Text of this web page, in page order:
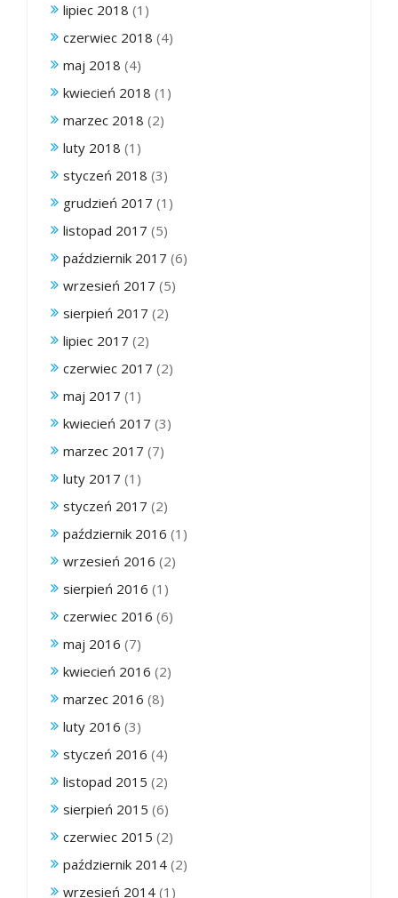
lipiec 2018 (1)
czerwiec 2018 (4)
maj 2018 (4)
kwiecień 2018 (1)
marzec 2018 (2)
luty 2018 (1)
styczeń 2018 (3)
grudzień 2017 (1)
listopad 2017 (5)
październik 2017 (6)
wrzesień 2017 (5)
sierpień 2017 (2)
lipiec 2017 (2)
czerwiec 2017 (2)
maj 2017 (1)
kwiecień 2017 (3)
marzec 2017 (7)
luty 2017 (1)
styczeń 2017 (2)
październik 2016 (1)
wrzesień 2016 (2)
sierpień 2016 (1)
czerwiec 2016 (6)
maj 2016 (7)
kwiecień 2016 (2)
marzec 2016 (8)
luty 2016 (3)
styczeń 2016 (4)
listopad 2015 (2)
sierpień 2015 (6)
czerwiec 2015 (2)
październik 2014 (2)
wrzesień 2014 (1)